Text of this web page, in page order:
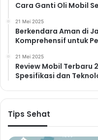
Cara Ganti Oli Mobil
21 Mei 2025
Berkendara Aman di
Komprehensif untuk
21 Mei 2025
Review Mobil Terbaru
Spesifikasi dan
Tips Sehat